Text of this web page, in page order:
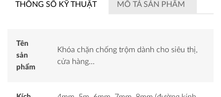
THÔNG SỐ KỸ THUẬT MÔ TẢ SẢN PHẨM
Tên
sản
phẩm
Khóa chặn chống trộm dành cho siêu thị,
cửa hàng...